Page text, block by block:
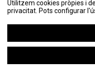
Utilitzem cookies pròpies i
privacitat. Pots configurar
Utilitzem cookies pròpies i
privacitat. Pots configurar